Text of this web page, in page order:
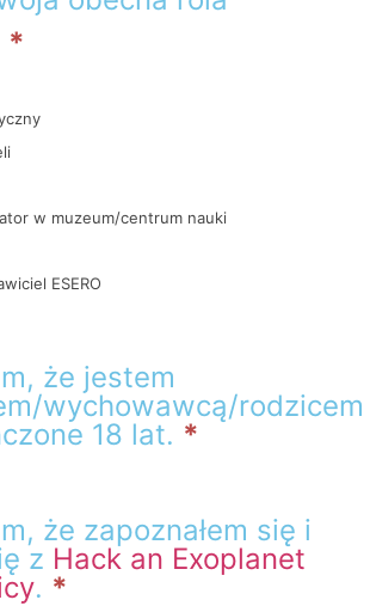
*
w muzeum/centrum nauki
ESERO
że jestem
wychowawcą/rodzicem
18 lat. *
że zapoznałem się i
z Hack an Exoplanet
. *